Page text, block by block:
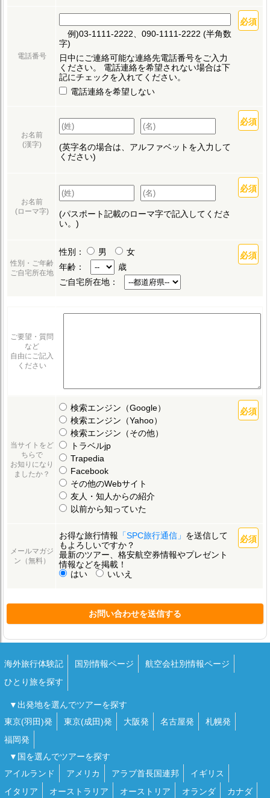
電話番号
例)03-1111-2222、090-1111-2222 (半角数
字)
日中にご連絡可能な連絡先電話番号をご入力
ください。
電話連絡を希望されない場合は下
記にチェックを入れてください。
電話連絡を希望しない
お名前
(漢字)
(英字名の場合は、アルファベットを入力して
ください)
お名前
(ローマ字)
(パスポート記載のローマ字で記入してくださ
い。)
性別・ご年齢
ご自宅所在地
性別： 男
女
年齢：
歳
ご自宅所在地：
ご要望・質問
など
自由にご記入
ください
当サイトをど
ちらで
お知りになり
ましたか？
検索エンジン（Google）
検索エンジン（Yahoo）
検索エンジン（その他）
トラベルjp
Trapedia
Facebook
その他のWebサイト
友人・知人からの紹介
以前から知っていた
メールマガジ
ン（無料）
お得な旅行情報 「SPC旅行通信」 を送信して
もよろしいですか？
最新のツアー、格安航空券情報やプレゼント
情報などを掲載！
はい
いいえ
お問い合わせを送信する
海外旅行体験記 国別情報ページ
航空会社別情報ページ
ひとり旅を探す
▼出発地を選んでツアーを探す
東京(羽田)発
東京(成田)発 大阪発 名古屋発
札幌発
福岡発
▼国を選んでツアーを探す
アイルランド
アメリカ アラブ首長国連邦
イギリス
イタリア
オーストラリア オーストリア オランダ カナダ